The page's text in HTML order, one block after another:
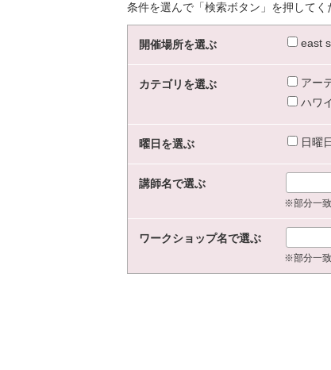
条件を選んで「検索ボタン」を押してく
開催場所を選ぶ east
カテゴリを選ぶ アー
ハワ
曜日を選ぶ 日曜
講師名で選ぶ
※部分一
ワークショップ名で選ぶ
※部分一